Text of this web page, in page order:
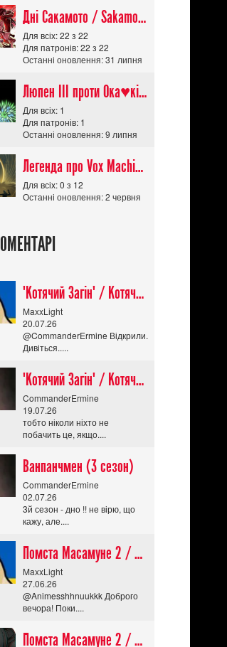
Дні Сакамото / Sakamoto Days (Сезон 1)
Для всіх: 22 з 22
Для патронів: 22 з 22
Останні оновлення: 31 липня
Люпен ІІІ проти Ока♥кішки / Lupin III vs Cats Eye Movie
Для всіх: 1
Для патронів: 1
Останні оновлення: 9 липня
Легенда про Vox Machina The Legend of Vox Machina (Сезон 4)
Для всіх: 0 з 12
Останні оновлення: 2 червня
"Котячий Загін" / Котячий апокаліпсис / Cat Shit One
MaxxLight
20.07.26
@CommanderErmine Відкрили.
Дивіться.....
"Котячий Загін" / Котячий апокаліпсис / Cat Shit One
CommanderErmine
19.07.26
тобто ніколи ніхто не
побачить це, якщо....
Ванпанчмен (3 сезон)
CommanderErmine
02.07.26
3й сезон - дно !! не вірю, що
кажу, але....
Помста Масамуне 2 / Masamune-kun no Revenge R
MaxxLight
27.06.26
@Animesshhnuukkk Доброго
вечора! Поки....
Помста Масамуне 2 / Masamune-kun no Revenge R